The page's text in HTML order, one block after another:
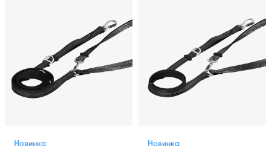
Новинка
Новинка